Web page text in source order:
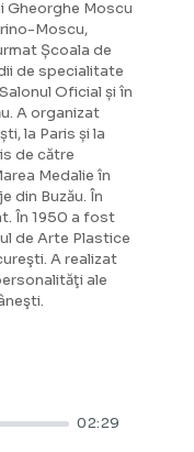
Gheorghe Moscu
Moscu,
Școala de
de specialitate
Oficial și în
A organizat
la Paris și la
de către
Medalie în
din Buzău. În
În 1950 a fost
de Arte Plastice
A realizat
ale
02:29